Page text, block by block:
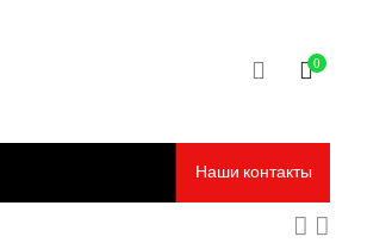
0
Наши контакты